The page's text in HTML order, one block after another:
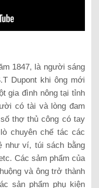
1847, là người sáng
Dupont khi ông mới
gia đình nông tại tỉnh
có tài và lòng đam
thợ thủ công có tay
chuyên chế tác các
như ví, túi sách bằng
Các sảm phẩm của
và ông trở thành
sản phẩm phụ kiện